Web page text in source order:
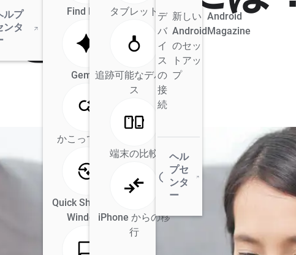
ルプ
ンタ
Find Hub
Gemini
かこって検索
Quick Share for
Windows
タブレット
追跡可能なデバイ
ス
端末の比較
iPhone からの移
行
デ
バ
イ
ス
の
接
続
新しい
Android
のセッ
トアッ
プ
Android
Magazine
ヘル
プセ
ンタ
ー
紹介